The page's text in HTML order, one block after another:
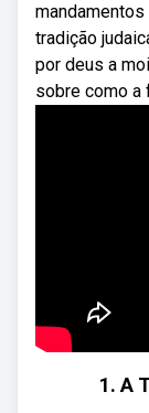
tradição
por deus a
sobre como a
1. A